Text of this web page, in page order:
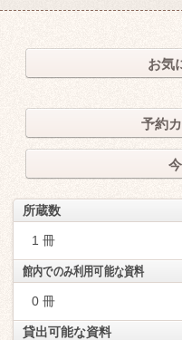
お気
予約
所蔵数
1 冊
館内でのみ利用可能な資料
0 冊
貸出可能な資料